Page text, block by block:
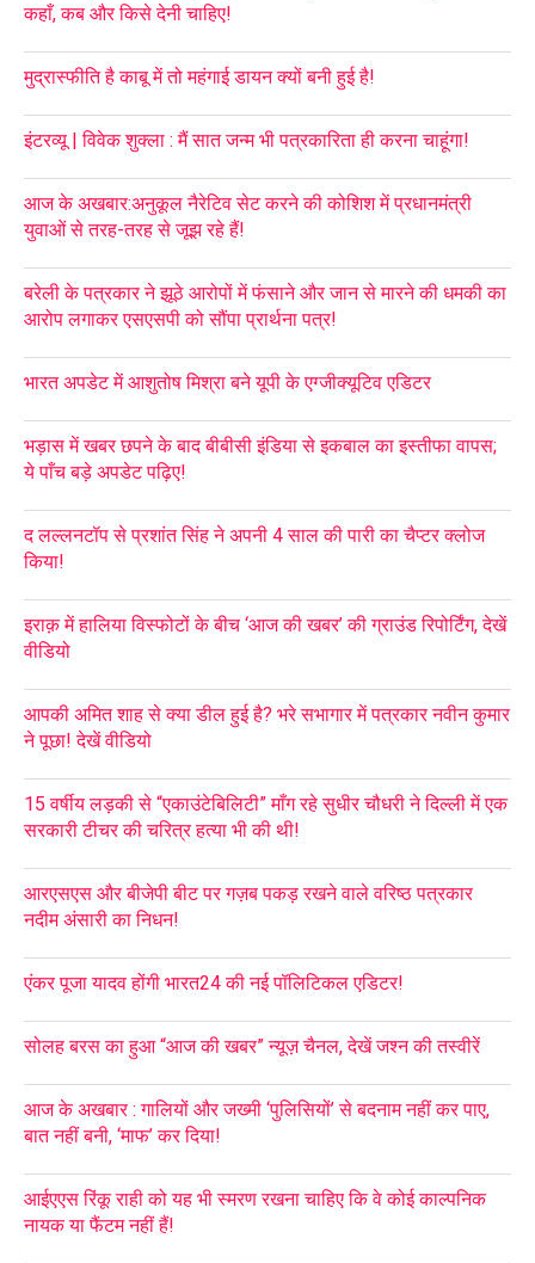
कहाँ, कब और किसे देनी चाहिए!
मुद्रास्फीति है काबू में तो महंगाई डायन क्यों बनी हुई है!
इंटरव्यू | विवेक शुक्ला : मैं सात जन्म भी पत्रकारिता ही करना चाहूंगा!
आज के अखबार:अनुकूल नैरेटिव सेट करने की कोशिश में प्रधानमंत्री
युवाओं से तरह-तरह से जूझ रहे हैं!
बरेली के पत्रकार ने झूठे आरोपों में फंसाने और जान से मारने की धमकी का
आरोप लगाकर एसएसपी को सौंपा प्रार्थना पत्र!
भारत अपडेट में आशुतोष मिश्रा बने यूपी के एग्जीक्यूटिव एडिटर
भड़ास में खबर छपने के बाद बीबीसी इंडिया से इकबाल का इस्तीफा वापस;
ये पाँच बड़े अपडेट पढ़िए!
द लल्लनटॉप से प्रशांत सिंह ने अपनी 4 साल की पारी का चैप्टर क्लोज
किया!
इराक़ में हालिया विस्फोटों के बीच ‘आज की खबर’ की ग्राउंड रिपोर्टिंग, देखें
वीडियो
आपकी अमित शाह से क्या डील हुई है? भरे सभागार में पत्रकार नवीन कुमार
ने पूछा! देखें वीडियो
15 वर्षीय लड़की से “एकाउंटेबिलिटी” माँग रहे सुधीर चौधरी ने दिल्ली में एक
सरकारी टीचर की चरित्र हत्या भी की थी!
आरएसएस और बीजेपी बीट पर गज़ब पकड़ रखने वाले वरिष्ठ पत्रकार
नदीम अंसारी का निधन!
एंकर पूजा यादव होंगी भारत24 की नई पॉलिटिकल एडिटर!
सोलह बरस का हुआ “आज की खबर” न्यूज़ चैनल, देखें जश्न की तस्वीरें
आज के अखबार : गालियों और जख्मी ‘पुलिसियों’ से बदनाम नहीं कर पाए,
बात नहीं बनी, ‘माफ’ कर दिया!
आईएएस रिंकू राही को यह भी स्मरण रखना चाहिए कि वे कोई काल्पनिक
नायक या फैंटम नहीं हैं!